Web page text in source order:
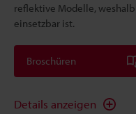
reflektive Modelle,
einsetzbar ist.
Broschüren
Details anzeigen